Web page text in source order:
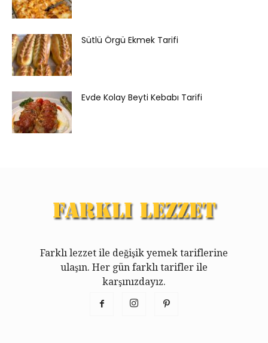
Sütlü Örgü Ekmek Tarifi
Evde Kolay Beyti Kebabı Tarifi
Farklı lezzet ile değişik yemek tariflerine
ulaşın. Her gün farklı tarifler ile
karşınızdayız.